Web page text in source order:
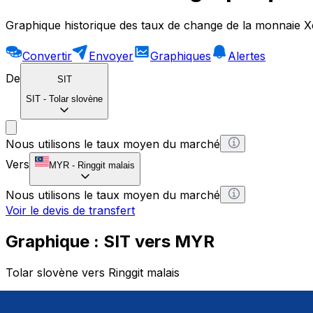
Graphique historique des taux de change de la monnaie
Convertir Envoyer Graphiques
Alertes
De
SIT
SIT - Tolar slovène
Nous utilisons le taux moyen du marché
Vers
MYR - Ringgit malais
Nous utilisons le taux moyen du marché
Voir le devis de transfert
Graphique : SIT vers MYR
Tolar slovène vers Ringgit malais